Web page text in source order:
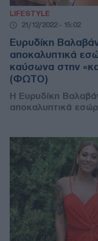
LIFESTYLE
21/12/2022 - 15:02
Ευρυδίκη
αποκαλυπτικά
καύσωνα στην
(ΦΩΤΟ)
Η Ευρυδίκη
αποκαλυπτικά